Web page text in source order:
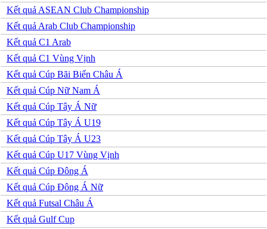
Arập Xêút
Bahrain
Campuchia
Indonesia
Jordan
Lebanon
Oman
Tajikistan
Uzbekistan
Kết quả ASEAN Club Championship
Kết quả Arab Club Championship
Kết quả C1 Arab
Kết quả C1 Vùng Vịnh
Kết quả Cúp Bãi Biển Châu Á
Kết quả Cúp Nữ Nam Á
Kết quả Cúp Tây Á Nữ
Kết quả Cúp Tây Á U19
Kết quả Cúp Tây Á U23
Kết quả Cúp U17 Vùng Vịnh
Kết quả Cúp Đông Á
Kết quả Cúp Đông Á Nữ
Kết quả Futsal Châu Á
Kết quả Gulf Cup